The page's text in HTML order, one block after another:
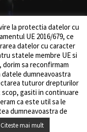
Dev byows.ro
la protectia datelor cu
UE 2016/679, ce
datelor cu caracter
statele membre UE si
dorim sa reconfirmam
dumneavoastra
tuturor drepturilor
gasiti in continuare
ca este util sa le
dumneavoastra de
Citeste mai mult